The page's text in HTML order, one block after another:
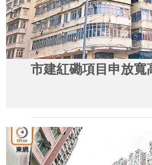
市建紅磡項目申放寬